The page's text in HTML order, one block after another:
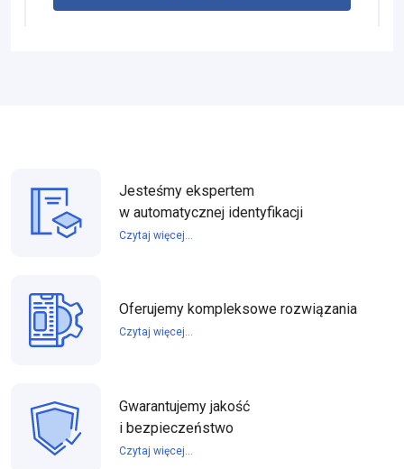
Jesteśmy ekspertem
w automatycznej identyfikacji
Czytaj więcej...
Oferujemy kompleksowe rozwiązania
Czytaj więcej...
Gwarantujemy jakość
i bezpieczeństwo
Czytaj więcej...